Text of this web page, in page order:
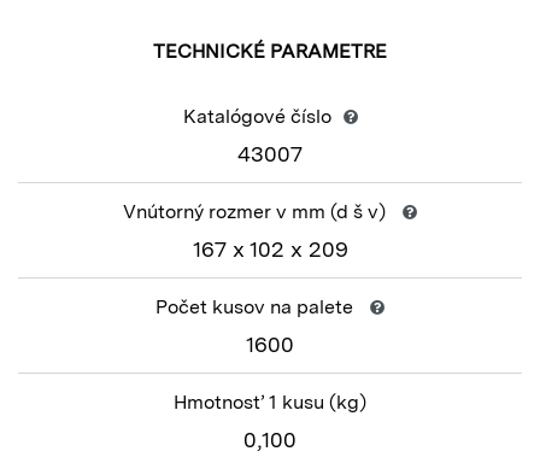
TECHNICKÉ PARAMETRE
Katalógové číslo
43007
Vnútorný rozmer v mm (d š v)
167 x 102 x 209
Počet kusov na palete
1600
Hmotnosť 1 kusu (kg)
0,100